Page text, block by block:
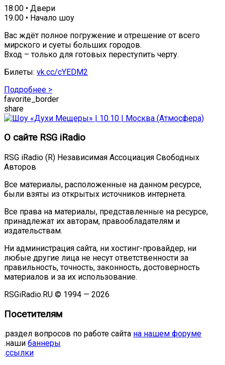
18:00 • Двери
19.00 • Начало шоу
Вас ждёт полное погружение и отрешение от всего
мирского и суеты больших городов.
Вход – только для готовых переступить черту.
Билеты: vk.cc/cYEDM2
Подробнее >
favorite_border
share
О сайте RSG iRadio
RSG iRadio (R) Независимая Ассоциация Свободных
Авторов
Все материалы, расположенные на данном ресурсе,
были взяты из открытых источников интернета.
Все права на материалы, представленные на ресурсе,
принадлежат их авторам, правообладателям и
издательствам.
Ни администрация сайта, ни хостинг-провайдер, ни
любые другие лица не несут ответственности за
правильность, точность, законность, достоверность
материалов и за их использование.
RSGiRadio.RU © 1994 — 2026
Посетителям
.раздел вопросов по работе сайта на нашем форуме
.наши баннеры
.ссылки